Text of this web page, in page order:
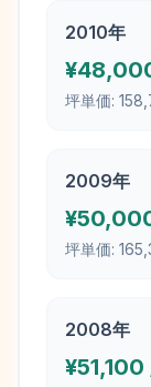
2010年
¥
坪単価:
2009年
¥
坪単価:
2008年
¥51,100